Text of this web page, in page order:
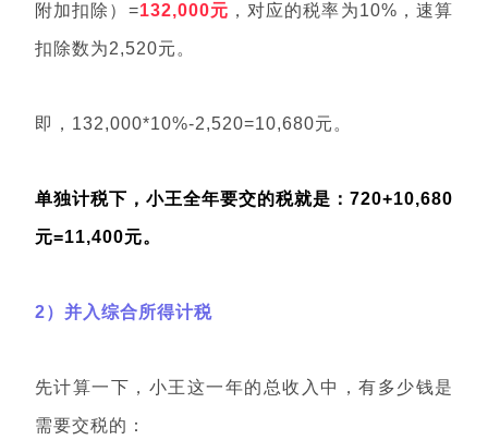
附加扣除）=132,000元 ，对应的税率为10%，速算
扣除数为2,520元。
即，132,000*10%-2,520=10,680元。
单独计税下，小王全年要交的税就是：720+10,680
元=11,400元。
2）并入综合所得计税
先计算一下，小王这一年的总收入中，有多少钱是
需要交税的：